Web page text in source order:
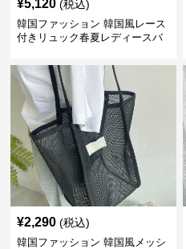
¥5,120 (税込)
韓国ファッション 韓国風レース
付きリュック春夏レディースバ
¥2,290 (税込)
韓国ファッション 韓国風メッシ